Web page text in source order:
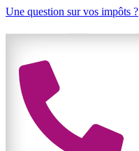
Une question sur vos impôts ?